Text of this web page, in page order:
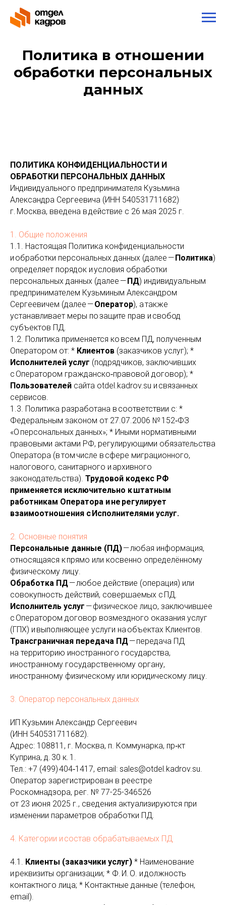
Политика в отношении
обработки персональных
данных
ПОЛИТИКА КОНФИДЕНЦИАЛЬНОСТИ И
ОБРАБОТКИ ПЕРСОНАЛЬНЫХ ДАННЫХ
Индивидуального предпринимателя Кузьмина
Александра Сергеевича (ИНН 540531711682)
г. Москва, введена в действие с 26 мая 2025 г.
1. Общие положения
1.1. Настоящая Политика конфиденциальности
и обработки персональных данных (далее —Политика)
определяет порядок и условия обработки
персональных данных (далее —ПД) индивидуальным
предпринимателем Кузьминым Александром
Сергеевичем (далее —Оператор), а также
устанавливает меры по защите прав и свобод
субъектов ПД.
1.2. Политика применяется ко всем ПД, полученным
Оператором от: * Клиентов (заказчиков услуг); *
Исполнителей услуг (подрядчиков, заключивших
с Оператором гражданско‑правовой договор); *
Пользователей сайта otdel.kadrov.su и связанных
сервисов.
1.3. Политика разработана в соответствии с: *
Федеральным законом от 27.07.2006 № 152‑ФЗ
«О персональных данных»; * Иными нормативными
правовыми актами РФ, регулирующими обязательства
Оператора (в том числе в сфере миграционного,
налогового, санитарного и архивного
законодательства). Трудовой кодекс РФ
применяется исключительно к штатным
работникам Оператора и не регулирует
взаимоотношения с Исполнителями услуг.
2. Основные понятия
Персональные данные (ПД)— любая информация,
относящаяся к прямо или косвенно определённому
физическому лицу.
Обработка ПД— любое действие (операция) или
совокупность действий, совершаемых с ПД.
Исполнитель услуг — физическое лицо, заключившее
с Оператором договор возмездного оказания услуг
(ГПХ) и выполняющее услуги на объектах Клиентов.
Трансграничная передача ПД— передача ПД
на территорию иностранного государства,
иностранному государственному органу,
иностранному физическому или юридическому лицу.
3. Оператор персональных данных
ИП Кузьмин Александр Сергеевич
(ИНН 540531711682).
Адрес: 108811, г. Москва, п. Коммунарка, пр‑кт
Куприна, д. 30 к. 1.
Тел.: +7 (499) 404‑1417, email: sales@otdel.kadrov.su.
Оператор зарегистрирован в реестре
Роскомнадзора, рег. № 77-25-346526
от 23 июня 2025 г., сведения актуализируются при
изменении параметров обработки ПД.
4. Категории и состав обрабатываемых ПД
4.1. Клиенты (заказчики услуг) * Наименование
и реквизиты организации; * Ф. И. О. и должность
контактного лица; * Контактные данные (телефон,
email).